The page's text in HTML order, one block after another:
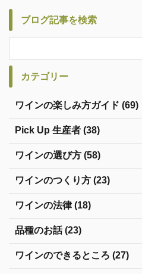
ブログ記事を検索
カテゴリー
ワインの楽しみ方ガイド (69)
Pick Up 生産者 (38)
ワインの選び方 (58)
ワインのつくり方 (23)
ワインの法律 (18)
品種のお話 (23)
ワインのできるところ (27)